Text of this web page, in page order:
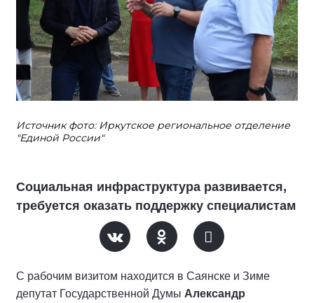
Источник фото: Иркутское региональное отделение
"Единой России"
Социальная инфраструктура развивается,
требуется оказать поддержку специалистам
С рабочим визитом находится в Саянске и Зиме
депутат Государственной Думы Александр